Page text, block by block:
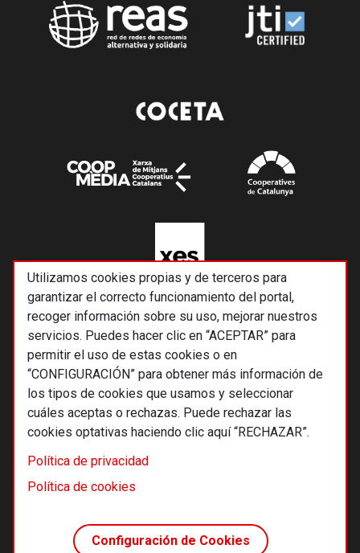
Utilizamos cookies propias y de terceros para
garantizar el correcto funcionamiento del portal,
recoger información sobre su uso, mejorar nuestros
servicios. Puedes hacer clic en “ACEPTAR” para
permitir el uso de estas cookies o en
“CONFIGURACIÓN” para obtener más información de
los tipos de cookies que usamos y seleccionar
cuáles aceptas o rechazas. Puede rechazar las
cookies optativas haciendo clic aquí “RECHAZAR”.
Política de privacidad
Política de cookies
Configuración de Cookies
© 2026 Alternativas económicas SCCL
Footer
Términos y condiciones de uso
Política de cookies